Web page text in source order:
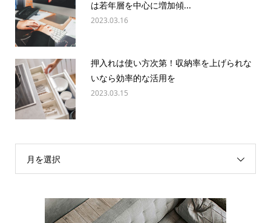
は若年層を中心に増加傾...
2023.03.16
押入れは使い方次第！収納率を上げられな
いなら効率的な活用を
2023.03.15
月を選択